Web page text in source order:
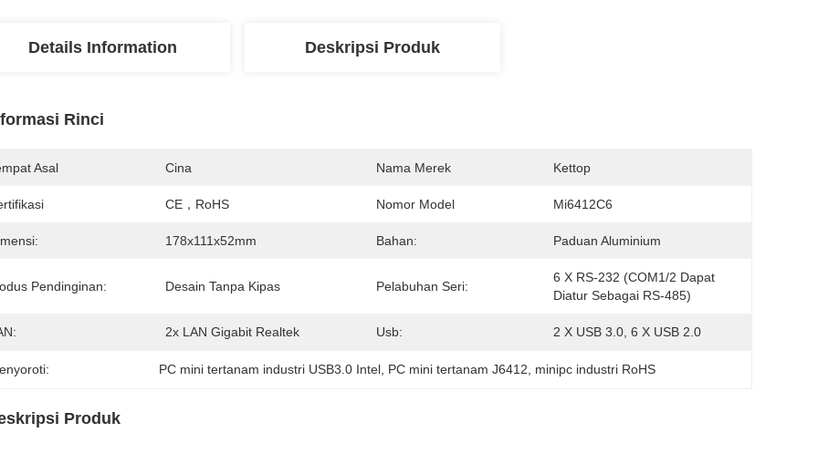
Details Information Deskripsi Produk
Rinci
Asal Cina Nama Merek Kettop
CE，RoHS Nomor Model Mi6412C6
178x111x52mm Bahan: Paduan Aluminium
Pendinginan: Desain Tanpa Kipas Pelabuhan Seri:
6 X RS-232 (COM1/2 Dapat
Diatur Sebagai RS-485)
2x LAN Gigabit Realtek Usb: 2 X USB 3.0, 6 X USB 2.0
PC mini tertanam industri USB3.0 Intel PC mini tertanam J6412 minipc industri RoHS
Produk